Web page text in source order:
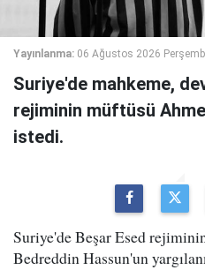
Yayınlanma: 06 Ağustos 2026
Suriye'de mahkeme,
rejiminin müftüsü
istedi.
Suriye'de Beşar Esed
Bedreddin Hassun'un